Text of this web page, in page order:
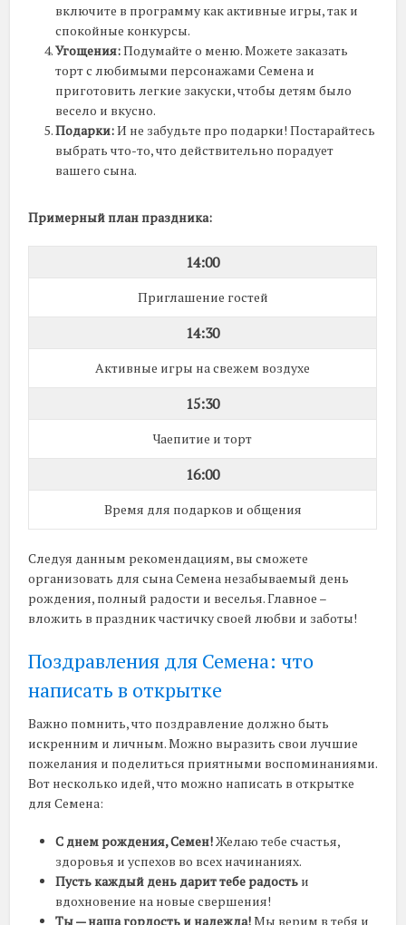
включите в программу как активные игры, так и
спокойные конкурсы.
Угощения:Подумайте о меню. Можете заказать
торт с любимыми персонажами Семена и
приготовить легкие закуски, чтобы детям было
весело и вкусно.
Подарки:И не забудьте про подарки! Постарайтесь
выбрать что-то, что действительно порадует
вашего сына.
Примерный план праздника:
14:00
Приглашение гостей
14:30
Активные игры на свежем воздухе
15:30
Чаепитие и торт
16:00
Время для подарков и общения
Следуя данным рекомендациям, вы сможете
организовать для сына Семена незабываемый день
рождения, полный радости и веселья. Главное –
вложить в праздник частичку своей любви и заботы!
Поздравления для Семена: что
написать в открытке
Важно помнить, что поздравление должно быть
искренним и личным. Можно выразить свои лучшие
пожелания и поделиться приятными воспоминаниями.
Вот несколько идей, что можно написать в открытке
для Семена:
С днем рождения, Семен!Желаю тебе счастья,
здоровья и успехов во всех начинаниях.
Пусть каждый день дарит тебе радость и
вдохновение на новые свершения!
Ты — наша гордость и надежда!Мы верим в тебя и